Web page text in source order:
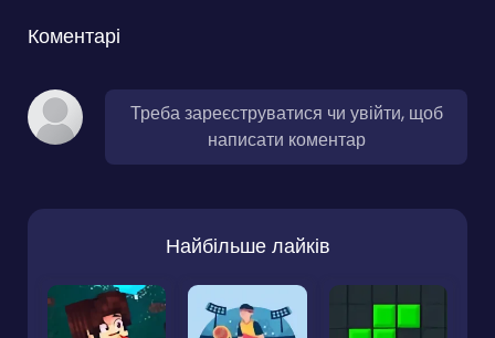
Коментарі
Треба зареєструватися чи увійти, щоб
написати коментар
Найбільше лайків